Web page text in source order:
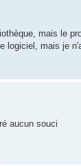
mais le
logiciel, mais je
aucun souci